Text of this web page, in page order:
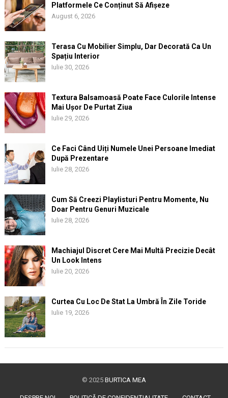
Platformele Ce Conținut Să Afișeze
August 6, 2026
Terasa Cu Mobilier Simplu, Dar Decorată Ca Un
Spațiu Interior
Iulie 30, 2026
Textura Balsamoasă Poate Face Culorile Intense
Mai Ușor De Purtat Ziua
Iulie 29, 2026
Ce Faci Când Uiți Numele Unei Persoane Imediat
După Prezentare
Iulie 28, 2026
Cum Să Creezi Playlisturi Pentru Momente, Nu
Doar Pentru Genuri Muzicale
Iulie 28, 2026
Machiajul Discret Cere Mai Multă Precizie Decât
Un Look Intens
Iulie 20, 2026
Curtea Cu Loc De Stat La Umbră În Zile Toride
Iulie 19, 2026
© 2025 BURTICA MEA